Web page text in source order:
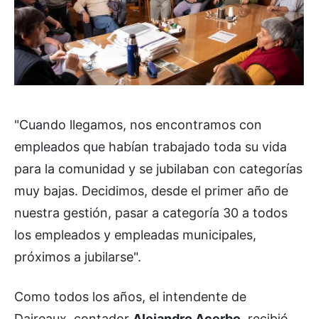
"Cuando llegamos, nos encontramos con
empleados que habían trabajado toda su vida
para la comunidad y se jubilaban con categorías
muy bajas. Decidimos, desde el primer año de
nuestra gestión, pasar a categoría 30 a todos
los empleados y empleadas municipales,
próximos a jubilarse".
Como todos los años, el intendente de